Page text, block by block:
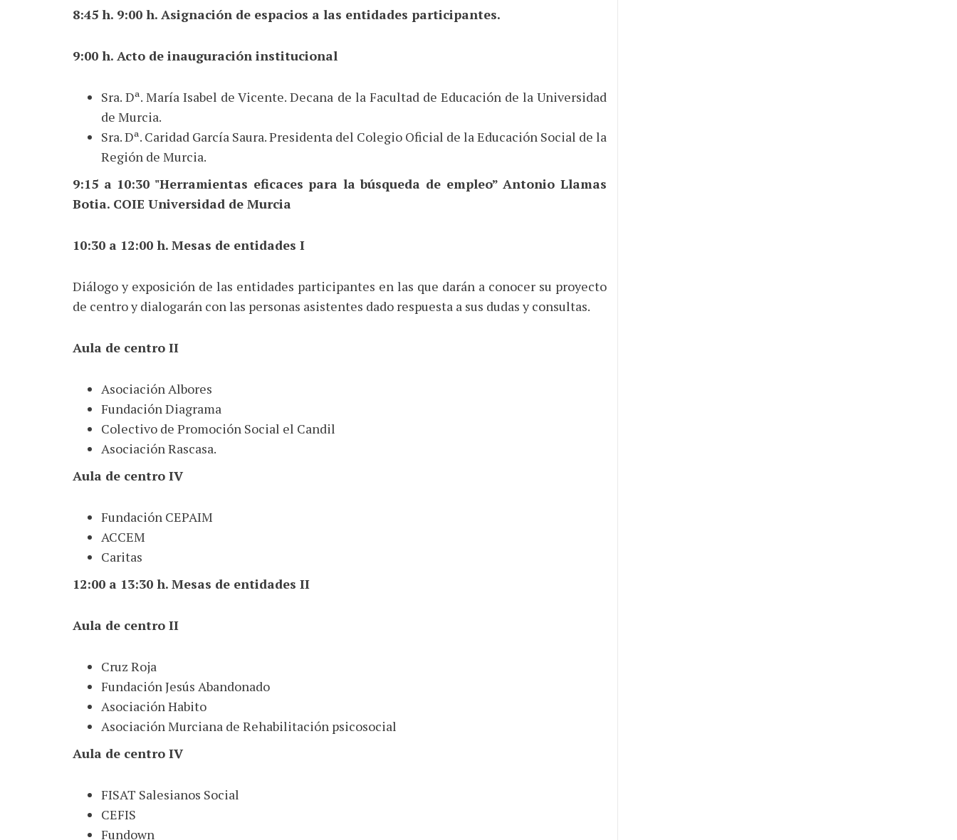
8:45 h. 9:00 h. Asignación de espacios a las entidades participantes.
9:00 h. Acto de inauguración institucional
Sra. Dª. María Isabel de Vicente. Decana de la Facultad de Educación de la Universidad
de Murcia.
Sra. Dª. Caridad García Saura. Presidenta del Colegio Oficial de la Educación Social de la
Región de Murcia.
9:15 a 10:30 "Herramientas eficaces para la búsqueda de empleo” Antonio Llamas
Botia. COIE Universidad de Murcia
10:30 a 12:00 h. Mesas de entidades I
Diálogo y exposición de las entidades participantes en las que darán a conocer su proyecto
de centro y dialogarán con las personas asistentes dado respuesta a sus dudas y consultas.
Aula de centro II
Asociación Albores
Fundación Diagrama
Colectivo de Promoción Social el Candil
Asociación Rascasa.
Aula de centro IV
Fundación CEPAIM
ACCEM
Caritas
12:00 a 13:30 h. Mesas de entidades II
Aula de centro II
Cruz Roja
Fundación Jesús Abandonado
Asociación Habito
Asociación Murciana de Rehabilitación psicosocial
Aula de centro IV
FISAT Salesianos Social
CEFIS
Fundown